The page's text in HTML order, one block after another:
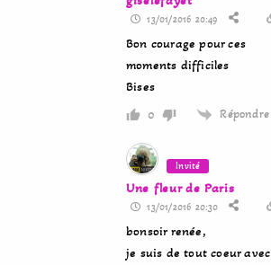
13/01/2016 20:49
Bon courage pour ces
moments difficiles
Bises
0 Répondre
Invité
Une fleur de Paris
13/01/2016 20:30
bonsoir renée,
je suis de tout coeur avec